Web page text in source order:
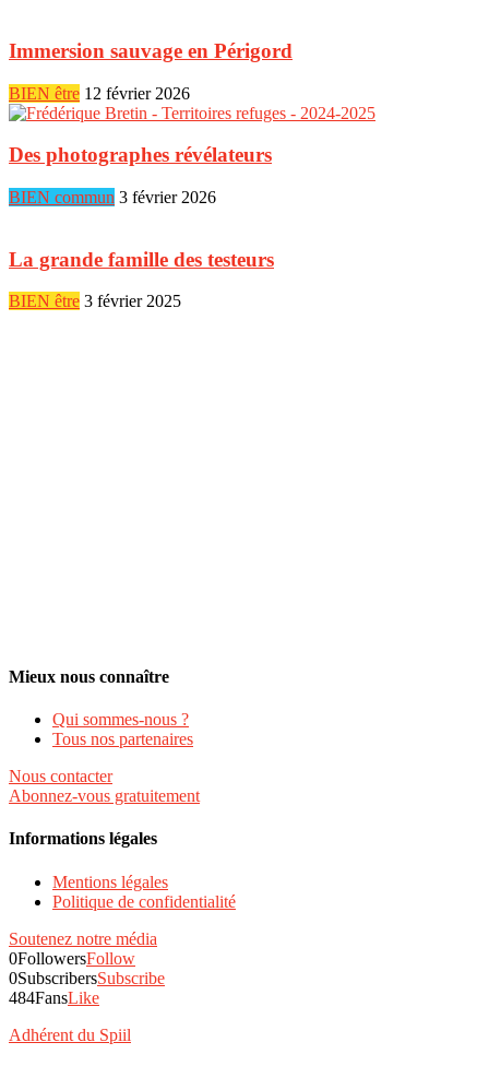
Immersion sauvage en Périgord
BIEN être 12 février 2026
Des photographes révélateurs
BIEN commun 3 février 2026
La grande famille des testeurs
BIEN être 3 février 2025
Mieux nous connaître
Qui sommes-nous ?
Tous nos partenaires
Nous contacter
Abonnez-vous gratuitement
Informations légales
Mentions légales
Politique de confidentialité
Soutenez notre média
0FollowersFollow
0SubscribersSubscribe
484FansLike
Adhérent du Spiil